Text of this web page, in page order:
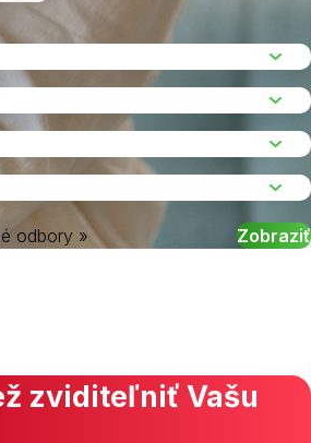
odbory »
zviditeľniť Vašu